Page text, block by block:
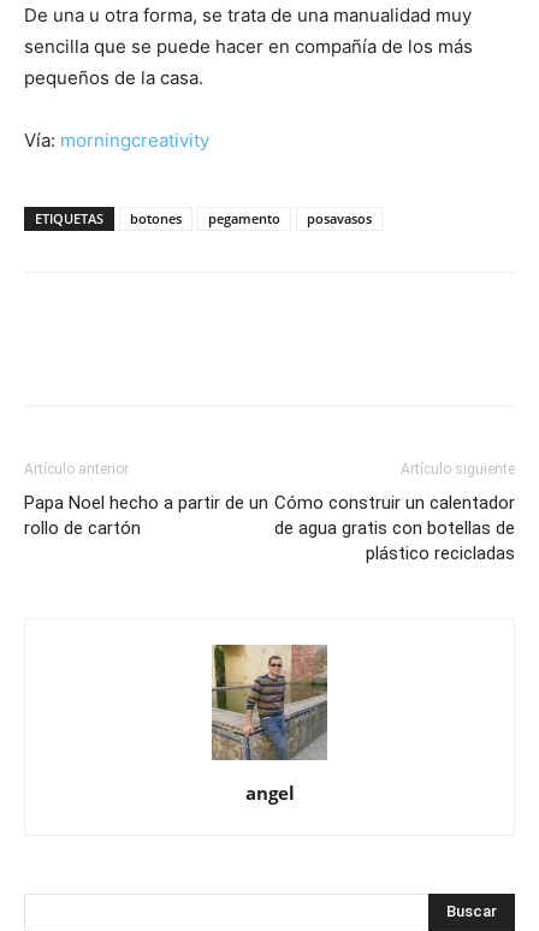
De una u otra forma, se trata de una manualidad muy
sencilla que se puede hacer en compañía de los más
pequeños de la casa.
Vía: morningcreativity
ETIQUETAS botones pegamento posavasos
Artículo anterior
Papa Noel hecho a partir de un
rollo de cartón
Artículo siguiente
Cómo construir un calentador
de agua gratis con botellas de
plástico recicladas
angel